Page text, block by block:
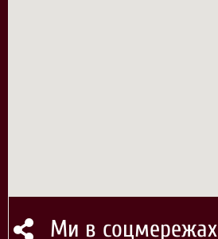
Ми в соцмережах